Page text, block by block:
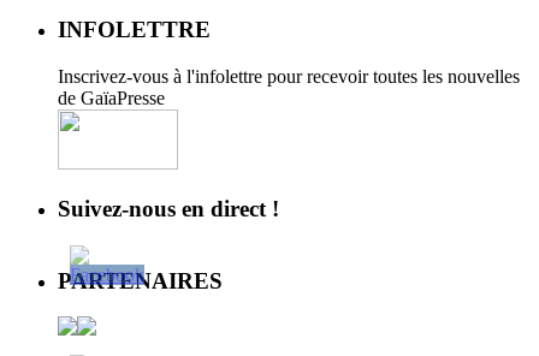
INFOLETTRE
Inscrivez-vous à l'infolettre pour recevoir toutes les nouvelles
de GaïaPresse
Suivez-nous en direct !
PARTENAIRES